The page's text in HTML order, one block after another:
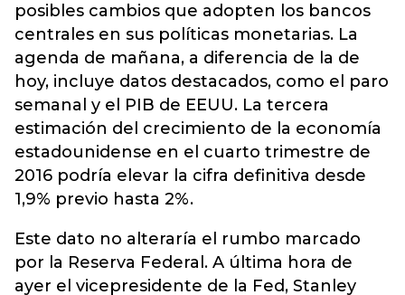
posibles cambios que adopten los bancos
centrales en sus políticas monetarias. La
agenda de mañana, a diferencia de la de
hoy, incluye datos destacados, como el paro
semanal y el PIB de EEUU. La tercera
estimación del crecimiento de la economía
estadounidense en el cuarto trimestre de
2016 podría elevar la cifra definitiva desde
1,9% previo hasta 2%.
Este dato no alteraría el rumbo marcado
por la Reserva Federal. A última hora de
ayer el vicepresidente de la Fed, Stanley